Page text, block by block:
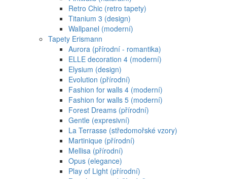
Retro Chic (retro tapety)
Titanium 3 (design)
Wallpanel (moderní)
Tapety Erismann
Aurora (přírodní - romantika)
ELLE decoration 4 (moderní)
Elysium (design)
Evolution (přírodní)
Fashion for walls 4 (moderní)
Fashion for walls 5 (moderní)
Forest Dreams (přírodní)
Gentle (expresivní)
La Terrasse (středomořské vzory)
Martinique (přírodní)
Mellisa (přírodní)
Opus (elegance)
Play of Light (přírodní)